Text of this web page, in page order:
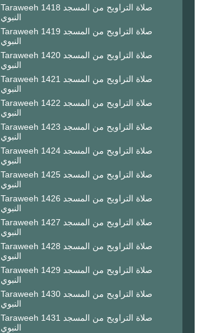
Taraweeh 1418 صلاة التراويح من المسجد
النبوي
Taraweeh 1419 صلاة التراويح من المسجد
النبوي
Taraweeh 1420 صلاة التراويح من المسجد
النبوي
Taraweeh 1421 صلاة التراويح من المسجد
النبوي
Taraweeh 1422 صلاة التراويح من المسجد
النبوي
Taraweeh 1423 صلاة التراويح من المسجد
النبوي
Taraweeh 1424 صلاة التراويح من المسجد
النبوي
Taraweeh 1425 صلاة التراويح من المسجد
النبوي
Taraweeh 1426 صلاة التراويح من المسجد
النبوي
Taraweeh 1427 صلاة التراويح من المسجد
النبوي
Taraweeh 1428 صلاة التراويح من المسجد
النبوي
Taraweeh 1429 صلاة التراويح من المسجد
النبوي
Taraweeh 1430 صلاة التراويح من المسجد
النبوي
Taraweeh 1431 صلاة التراويح من المسجد
النبوي